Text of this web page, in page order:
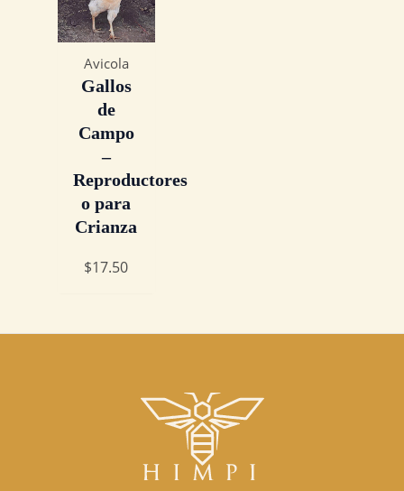
Avicola
Gallos
de
Campo
–
Reproductores
o para
Crianza
$17.50